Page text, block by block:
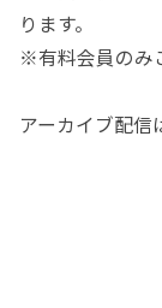
ります。
※有料会員のみ
アーカイブ配信